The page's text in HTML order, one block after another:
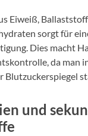
Eiweiß,
sorgt für
Dies macht
da man
Blutzuckerspiegel
und